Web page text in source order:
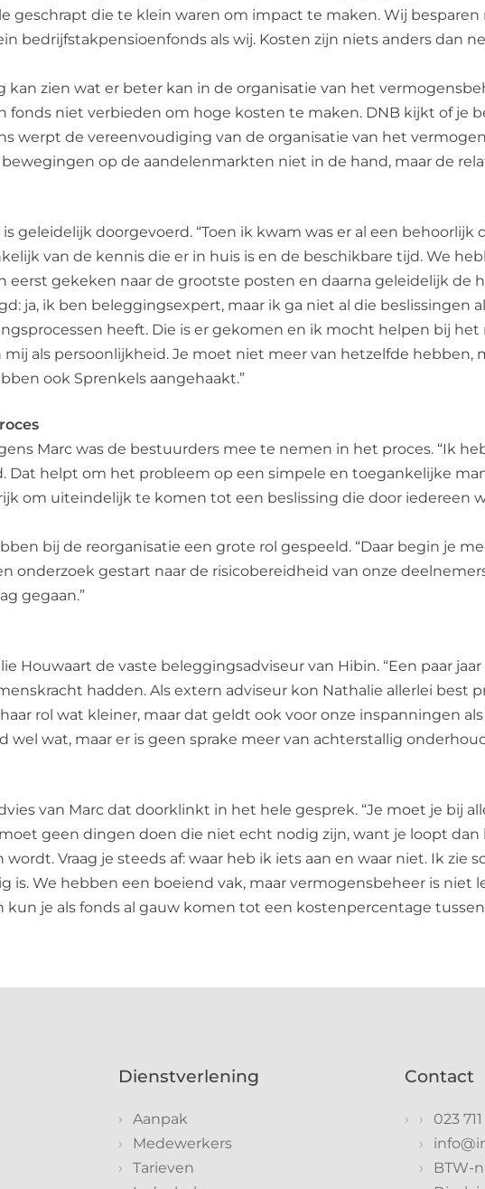
geschrapt die te klein waren om impact te maken. Wij
bedrijfstakpensioenfonds als wij. Kosten zijn niets anders dan
kan zien wat er beter kan in de organisatie van het
fonds niet verbieden om hoge kosten te maken. DNB kijkt of
werpt de vereenvoudiging van de organisatie van het
op de aandelenmarkten niet in de hand, maar de
geleidelijk doorgevoerd. “Toen ik kwam was er al een
van de kennis die er in huis is en de beschikbare tijd. We
eerst gekeken naar de grootste posten en daarna geleidelijk de
ja, ik ben beleggingsexpert, maar ik ga niet al die
heeft. Die is er gekomen en ik mocht helpen bij
als persoonlijkheid. Je moet niet meer van hetzelfde
ook Sprenkels aangehaakt.”
Marc was de bestuurders mee te nemen in het proces. “Ik
Dat helpt om het probleem op een simpele en toegankelijke
om uiteindelijk te komen tot een beslissing die door iedereen
bij de reorganisatie een grote rol gespeeld. “Daar begin je
onderzoek gestart naar de risicobereidheid van onze
gegaan.”
Houwaart de vaste beleggingsadviseur van Hibin. “Een paar
hadden. Als extern adviseur kon Nathalie allerlei best
rol wat kleiner, maar dat geldt ook voor onze inspanningen
wel wat, maar er is geen sprake meer van achterstallig
van Marc dat doorklinkt in het hele gesprek. “Je moet je bij
geen dingen doen die niet echt nodig zijn, want je loopt
Vraag je steeds af: waar heb ik iets aan en waar niet. Ik
is. We hebben een boeiend vak, maar vermogensbeheer is niet
je als fonds al gauw komen tot een kostenpercentage
Dienstverlening
Aanpak
Medewerkers
Tarieven
Contact
023
BTW-